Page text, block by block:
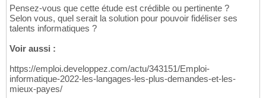
Pensez-vous que cette étude est crédible ou pertinente ?
Selon vous, quel serait la solution pour pouvoir fidéliser ses
talents informatiques ?
Voir aussi :
https://emploi.developpez.com/actu/343151/Emploi-
informatique-2022-les-langages-les-plus-demandes-et-les-
mieux-payes/